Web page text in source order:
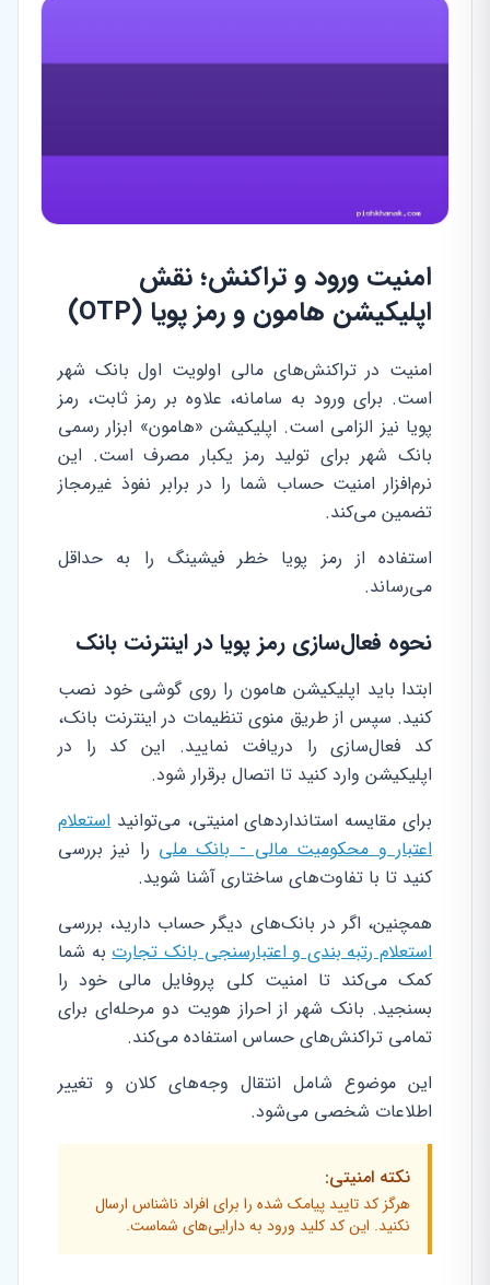
امنیت ورود و تراکنش؛ نقش
اپلیکیشن هامون و رمز پویا (OTP)
امنیت در تراکنش‌های مالی اولویت اول بانک شهر
است. برای ورود به سامانه، علاوه بر رمز ثابت، رمز
پویا نیز الزامی است. اپلیکیشن «هامون» ابزار رسمی
بانک شهر برای تولید رمز یکبار مصرف است. این
نرم‌افزار امنیت حساب شما را در برابر نفوذ غیرمجاز
تضمین می‌کند.
استفاده از رمز پویا خطر فیشینگ را به حداقل
می‌رساند.
نحوه فعال‌سازی رمز پویا در اینترنت بانک
ابتدا باید اپلیکیشن هامون را روی گوشی خود نصب
کنید. سپس از طریق منوی تنظیمات در اینترنت بانک،
کد فعال‌سازی را دریافت نمایید. این کد را در
اپلیکیشن وارد کنید تا اتصال برقرار شود.
برای مقایسه استانداردهای امنیتی، می‌توانید استعلام
اعتبار و محکومیت مالی - بانک ملی را نیز بررسی
کنید تا با تفاوت‌های ساختاری آشنا شوید.
همچنین، اگر در بانک‌های دیگر حساب دارید، بررسی
استعلام رتبه بندی و اعتبارسنجی بانک تجارتبه شما
کمک می‌کند تا امنیت کلی پروفایل مالی خود را
بسنجید. بانک شهر از احراز هویت دو مرحله‌ای برای
تمامی تراکنش‌های حساس استفاده می‌کند.
این موضوع شامل انتقال وجه‌های کلان و تغییر
اطلاعات شخصی می‌شود.
نکته امنیتی:
هرگز کد تایید پیامک شده را برای افراد ناشناس ارسال
نکنید. این کد کلید ورود به دارایی‌های شماست.